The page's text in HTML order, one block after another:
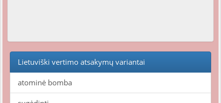
Lietuviški vertimo atsakymų variantai
atominė bomba